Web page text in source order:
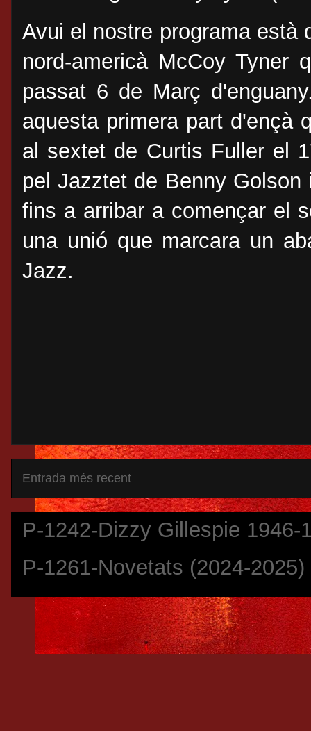
Avui el nostre programa està
nord-americà McCoy Tyner
passat 6 de Març
aquesta primera part d'ençà
al sextet de Curtis Fuller el
pel Jazztet de Benny Golson
fins a arribar a començar el
una unió que marcara un
Jazz.
Entrada més recent
P-1242-Dizzy Gillespie 1946-
P-1261-Novetats (2024-2025)